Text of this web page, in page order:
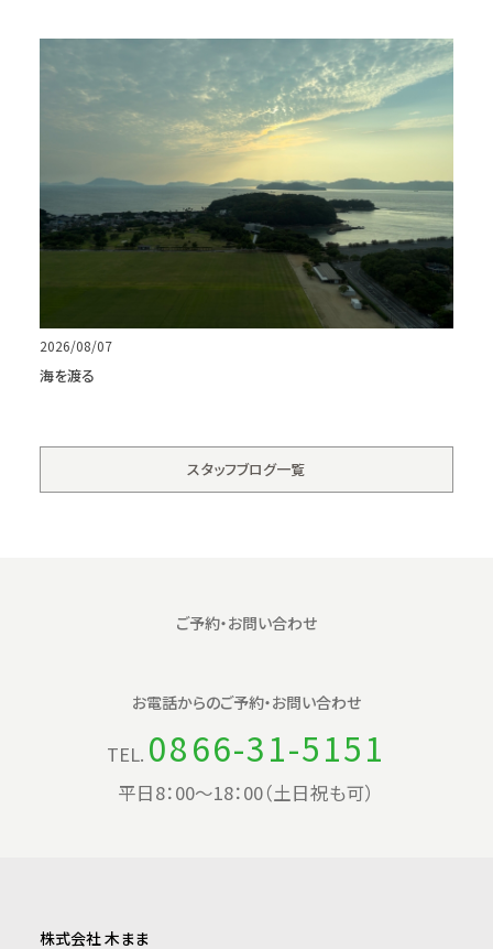
2026/08/07
海を渡る
スタッフブログ一覧
ご予約・お問い合わせ
お電話からのご予約・お問い合わせ
TEL. 0866-31-5151
平日8：00〜18：00（土日祝も可）
株式会社 木まま